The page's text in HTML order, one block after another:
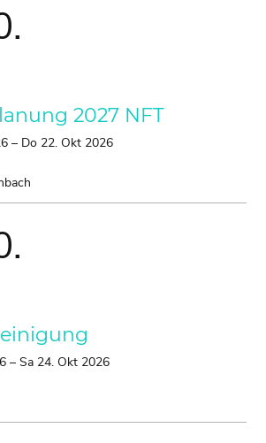
2027 NFT
– Do 22. Okt 2026
– Sa 24. Okt 2026